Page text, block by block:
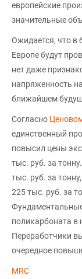
европейские
значительные
Ожидается, что в
Европе будут
нет даже
напряженность
ближайшем
Согласно
единственный
повысил цены
тыс. руб. за
тыс. руб. за
225 тыс. руб. за
поликарбоната в
Переработчики
очередное
MRC